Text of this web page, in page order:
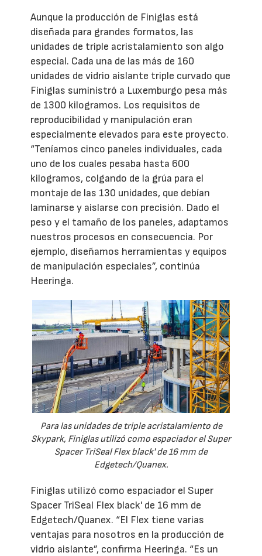
Aunque la producción de Finiglas está
diseñada para grandes formatos, las
unidades de triple acristalamiento son algo
especial. Cada una de las más de 160
unidades de vidrio aislante triple curvado que
Finiglas suministró a Luxemburgo pesa más
de 1300 kilogramos. Los requisitos de
reproducibilidad y manipulación eran
especialmente elevados para este proyecto.
“Teníamos cinco paneles individuales, cada
uno de los cuales pesaba hasta 600
kilogramos, colgando de la grúa para el
montaje de las 130 unidades, que debían
laminarse y aislarse con precisión. Dado el
peso y el tamaño de los paneles, adaptamos
nuestros procesos en consecuencia. Por
ejemplo, diseñamos herramientas y equipos
de manipulación especiales”, continúa
Heeringa.
Para las unidades de triple acristalamiento de
Skypark, Finiglas utilizó como espaciador el Super
Spacer TriSeal Flex black' de 16 mm de
Edgetech/Quanex.
Finiglas utilizó como espaciador el Super
Spacer TriSeal Flex black' de 16 mm de
Edgetech/Quanex. “El Flex tiene varias
ventajas para nosotros en la producción de
vidrio aislante”, confirma Heeringa. “Es un